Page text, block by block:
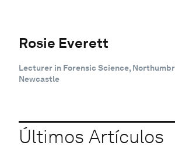
Rosie Everett
Lecturer in Forensic Science,
Newcastle
Últimos Artículos